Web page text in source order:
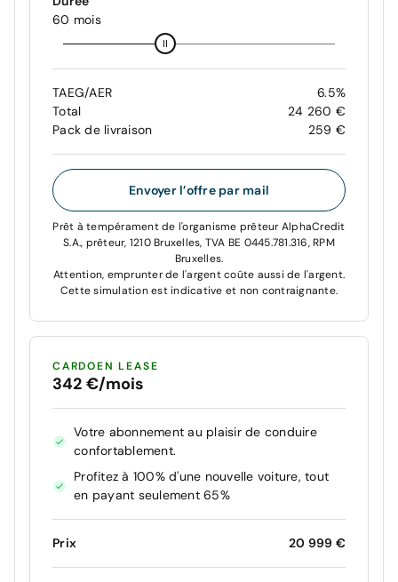
60 mois
TAEG/AER
6.5%
Total
24 260 €
Pack de livraison
259 €
Envoyer l’offre par mail
Prêt à tempérament de l'organisme prêteur AlphaCredit
S.A., prêteur, 1210 Bruxelles, TVA BE 0445.781.316, RPM
Bruxelles.
Attention, emprunter de l'argent coûte aussi de l'argent.
Cette simulation est indicative et non contraignante.
CARDOEN LEASE
342 €/mois
Votre abonnement au plaisir de conduire
confortablement.
Profitez à 100% d'une nouvelle voiture, tout
en payant seulement 65%
Prix 20 999 €